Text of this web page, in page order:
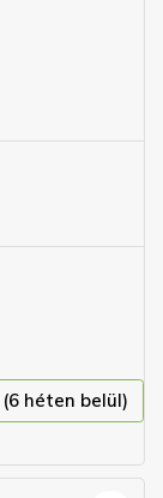
héten belül)